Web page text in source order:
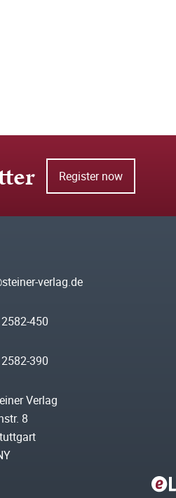
Register now
verlag.de
450
390
Verlag
8